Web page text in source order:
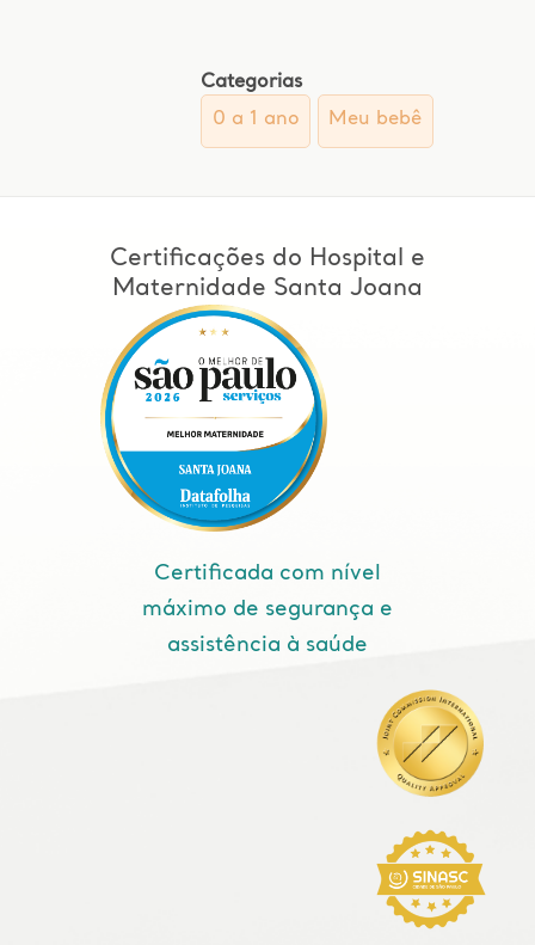
Categorias
0 a 1 ano
Meu bebê
Certificações do Hospital e
Maternidade Santa Joana
Certificada com nível
máximo de segurança e
assistência à saúde